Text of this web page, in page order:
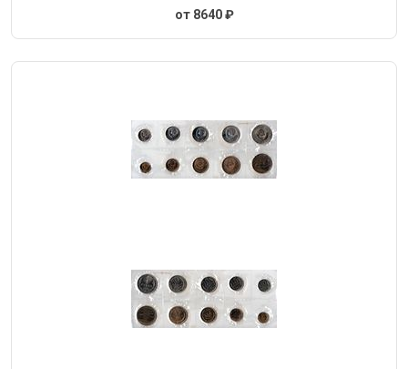
от 8640 ₽